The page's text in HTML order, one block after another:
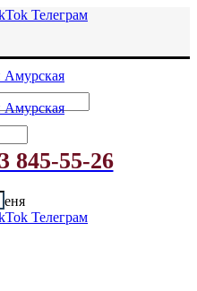
Телеграм
Телеграм
845-55-26